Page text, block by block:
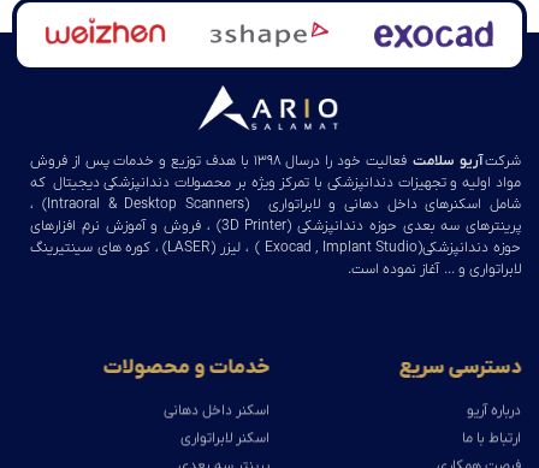
شرکتآریو سلامت
فعالیت خود را درسال ۱۳۹۸ با هدف توزیع و خدمات پس از فروش
مواد اولیه و تجهیزات دندانپزشکی با تمرکز ویژه بر محصولات دندانپزشکی دیجیتال که
شامل اسکنرهای داخل دهانی و لابراتواری (Intraoral & Desktop Scanners) ،
پرینترهای سه بعدی حوزه دندانپزشکی (3D Printer) ، فروش و آموزش نرم افزارهای
حوزه دندانپزشکی(Exocad , Implant Studio ) ، لیزر (LASER) ، کوره های سینتیرینگ
لابراتواری و … آغاز نموده است.
دسترسی سریع
درباره آریو
ارتباط با ما
فرصت همکاری
خدمات و محصولات
اسکنر داخل دهانی
اسکنر لابراتواری
پرینتر سه بعدی